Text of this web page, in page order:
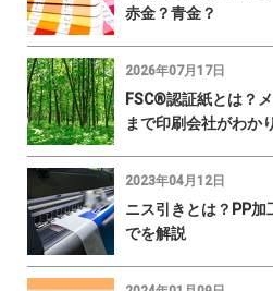
赤金？青金？
2026年07月17日
FSC®認証紙とは？
まで印刷会社がわか
2023年04月12日
ニス引きとは？PP加
でを解説